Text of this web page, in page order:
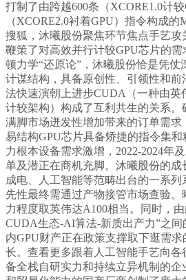
打制了由跨越600条（XCORE1.0计
（XCORE2.0衬着GPU）指令构成
搜狐，沐曦股份聚焦环节焦点手艺
鞭策了对高效并行计较GPU芯片的
顿力学“还原论”，沐曦股份恰是凭仗
计谋结构，具备原创性、引领性和前
法快速演朝上进步CUDA（一种由英
计较架构）构成了互利共生的关系
满脚市场迸发性增加带来的订单需求
易结构GPU芯片具备矫捷的指令集
力根本设备需求激增，2022-2024年
单及潜正在商机充脚。沐曦股份的
成电、人工智能等范畴出台的一系
先性最终需通过产物接管市场查验。
力程度取英伟达A100相当。同时，
CUDA生态-AI算法-新质出产力”之间
内GPU财产正在政策支撑取下逛需
长。查看更多跟着人工智能手艺向
备全栈自研实力和持续立异机制的企